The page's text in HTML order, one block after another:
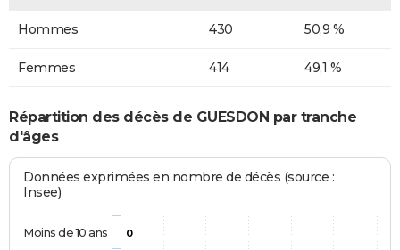
Hommes 430 50,9 %
Femmes 414 49,1 %
Répartition des décès de GUESDON par tranche
d'âges
Données exprimées en nombre de décès (source :
Insee)
0
Moins de 10 ans